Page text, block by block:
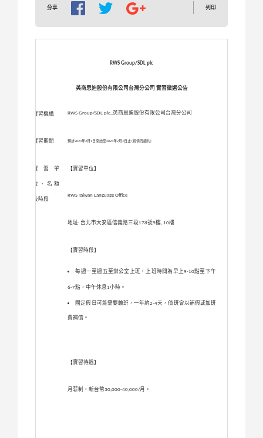
分享 列印
RWS Group/SDL plc
英商思迪股份有限公司台灣分公司 實習徵選公告
實習機構 RWS Group/SDL plc_英商思迪股份有限公司台灣分公司
實習期間 預計2023年2月1日開始至2024年2月 1日止(視情況續約)
實習單
位、名額
及時段
【實習單位】
RWS Taiwan Language Office
地址: 台北市大安區信義路三段178號9樓, 10樓
【實習時段】
每週一至週五至辦公室上班，上班時間為早上9-10點至下午
6-7點，中午休息 1小時。
國定假日可能需要輪班，一年約2-4天，值班會以補假或加班
費補償。
【實習待遇】
月薪制，新台幣30,000-40,000/月。